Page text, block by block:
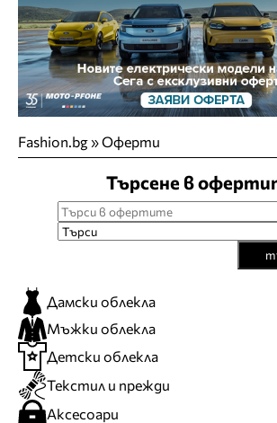
Fashion.bg»Оферти
Търсене в
Дамски облекла
Мъжки облекла
Детски облекла
Текстил и прежди
Аксесоари